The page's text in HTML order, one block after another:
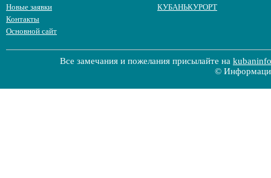
Новые заявки
Контакты
Основной сайт
КУБАНЬКУРОРТ
Все замечания и пожелания присылайте на
©